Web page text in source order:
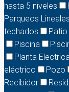
hasta 5 niveles
Parqueos Lineales
techados
Patio
Piscina
Planta
eléctrico
Pozo
Recibidor